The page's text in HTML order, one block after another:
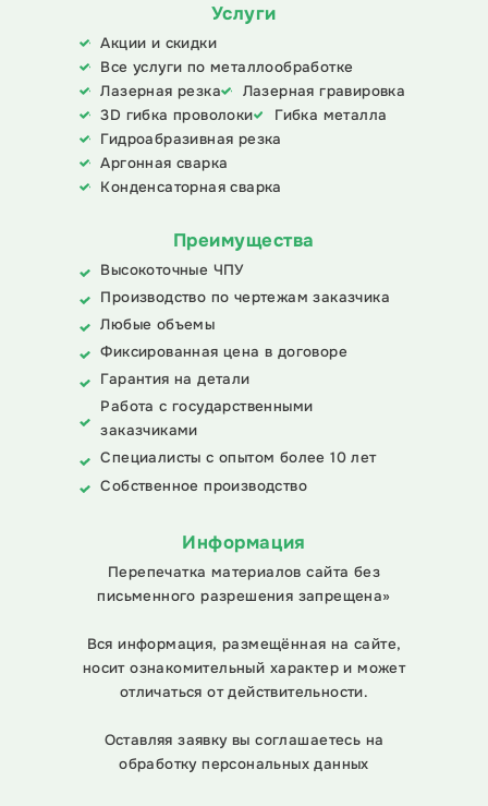
Услуги
Акции и скидки
Все услуги по металлообработке
Лазерная резка
Лазерная гравировка
3D гибка проволоки
Гибка металла
Гидроабразивная резка
Аргонная сварка
Конденсаторная сварка
Преимущества
Высокоточные ЧПУ
Производство по чертежам заказчика
Любые объемы
Фиксированная цена в договоре
Гарантия на детали
Работа с государственными
заказчиками
Специалисты с опытом более 10 лет
Собственное производство
Информация
Перепечатка материалов сайта без
письменного разрешения запрещена»
Вся информация, размещённая на сайте,
носит ознакомительный характер и может
отличаться от действительности.
Оставляя заявку вы соглашаетесь на
обработку персональных данных